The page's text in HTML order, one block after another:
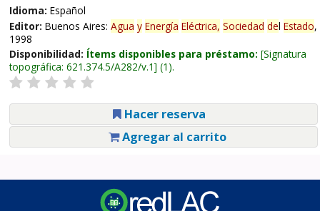
Idioma: Español
Editor: Buenos Aires: Agua y Energía Eléctrica, Sociedad del Estado,
1998
Disponibilidad: Ítems disponibles para préstamo: Signatura
topográfica: 621.374.5/A282/v.1 (1).
Hacer reserva
Agregar al carrito